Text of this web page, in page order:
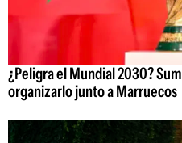
¿Peligra el Mundial 2030?
organizarlo junto a Marruecos